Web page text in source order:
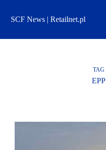
treściSCF News | Retailnet.pl
TAG
EPP